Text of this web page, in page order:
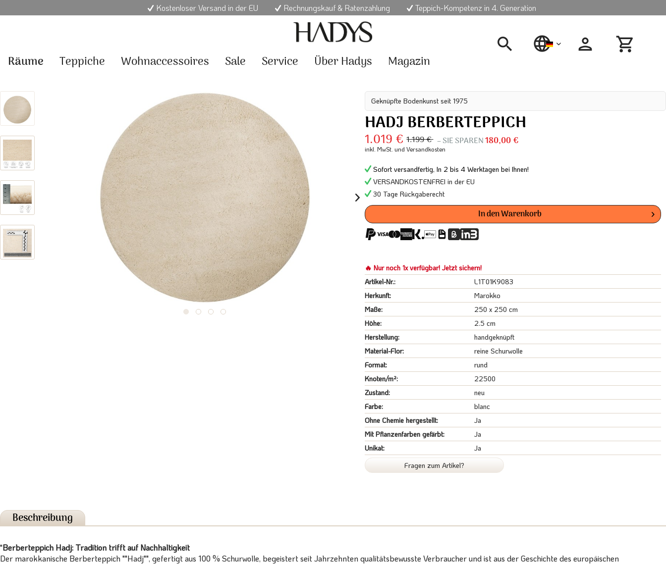
Kostenloser Versand in der EU Rechnungskauf & Ratenzahlung Teppich-Kompetenz in 4. Generation
deutsch
Räume Teppiche Wohnaccessoires Sale Service Über Hadys Magazin
Geknüpfte Bodenkunst seit 1975
HADJ BERBERTEPPICH
1.019 € 1.199 € – SIE SPAREN180,00 €
inkl. MwSt. und Versandkosten
Sofort versandfertig, In 2 bis 4 Werktagen bei Ihnen!
VERSANDKOSTENFREI in der EU
30 Tage Rückgaberecht
In denWarenkorb
🔥 Nur noch 1x verfügbar! Jetzt sichern!
Artikel-Nr.:
L1T01K9083
Herkunft:
Marokko
Maße:
250 x 250 cm
Höhe:
2.5 cm
Herstellung:
handgeknüpft
Material-Flor:
reine Schurwolle
Format:
rund
Knoten/m²:
22500
Zustand:
neu
Farbe:
blanc
Ohne Chemie hergestellt:
Ja
Mit Pflanzenfarben gefärbt:
Ja
Unikat:
Ja
Fragen zum Artikel?
Beschreibung
"Berberteppich Hadj: Tradition trifft auf Nachhaltigkeit
Der marokkanische Berberteppich ""Hadj"", gefertigt aus 100 % Schurwolle, begeistert seit Jahrzehnten qualitätsbewusste Verbraucher und ist aus der Geschichte des europäischen